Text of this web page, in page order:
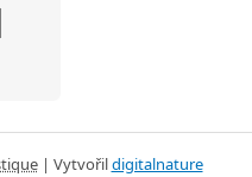
| Vytvořildigitalnature